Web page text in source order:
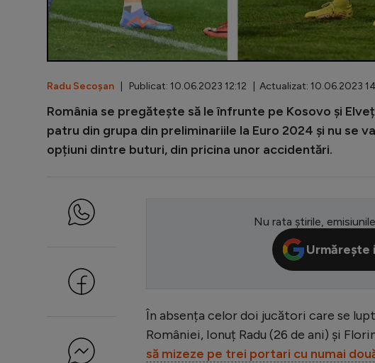
Radu Secoșan | Publicat: 10.06.2023 12:12 | Actualizat: 10.06.2023
România se pregătește să le înfrunte pe Kosovo și
patru din grupa din preliminariile la Euro 2024 și nu se
opțiuni dintre buturi, din pricina unor accidentări.
Nu rata știrile,
Urmărește
În absența celor doi jucători care se
României, Ionuț Radu (26 de ani) și
să mizeze pe trei portari cu numai